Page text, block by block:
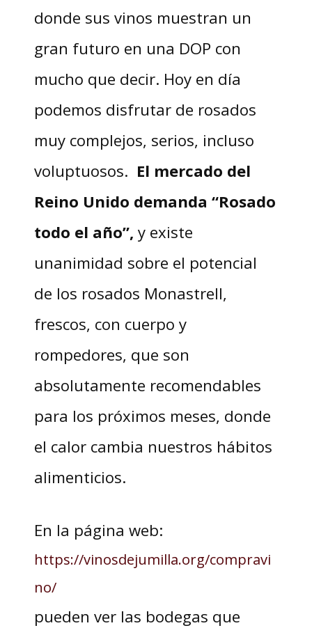
donde sus vinos muestran un
gran futuro en una DOP con
mucho que decir. Hoy en día
podemos disfrutar de rosados
muy complejos, serios, incluso
voluptuosos. El mercado del
Reino Unido demanda “Rosado
todo el año”, y existe
unanimidad sobre el potencial
de los rosados Monastrell,
frescos, con cuerpo y
rompedores, que son
absolutamente recomendables
para los próximos meses, donde
el calor cambia nuestros hábitos
alimenticios.
En la página web:
https://vinosdejumilla.org/compravi
no/
pueden ver las bodegas que